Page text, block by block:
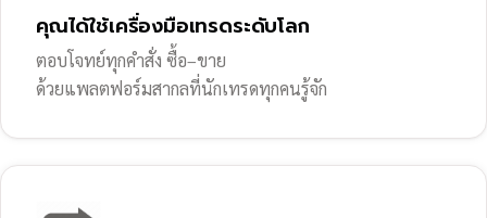
คุณได้ใช้เครื่องมือเทรดระดับโลก
ตอบโจทย์ทุกคำสั่ง ซื้อ–ขาย
ด้วยแพลตฟอร์มสากลที่นักเทรดทุกคนรู้จัก